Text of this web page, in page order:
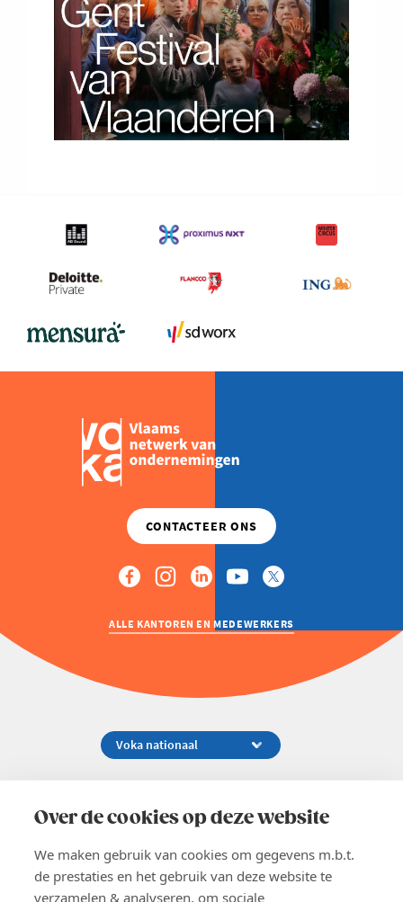
Over de cookies op deze website
We maken gebruik van cookies om gegevens m.b.t.
de prestaties en het gebruik van deze website te
verzamelen & analyseren, om sociale
ALLE KANTOREN EN MEDEWERKERS
02 229 81 11